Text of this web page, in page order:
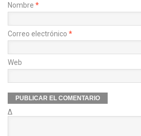
Nombre *
Correo electrónico *
Web
Δ